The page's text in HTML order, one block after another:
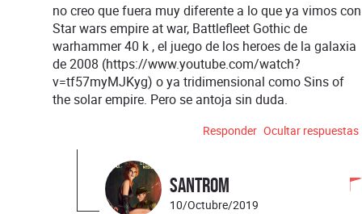
no creo que fuera muy diferente a lo que ya vimos con
Star wars empire at war, Battlefleet Gothic de
warhammer 40 k , el juego de los heroes de la galaxia
de 2008 (https://www.youtube.com/watch?
v=tf57myMJKyg) o ya tridimensional como Sins of
the solar empire. Pero se antoja sin duda.
Responder Ocultar respuestas
santrom
10/Octubre/2019